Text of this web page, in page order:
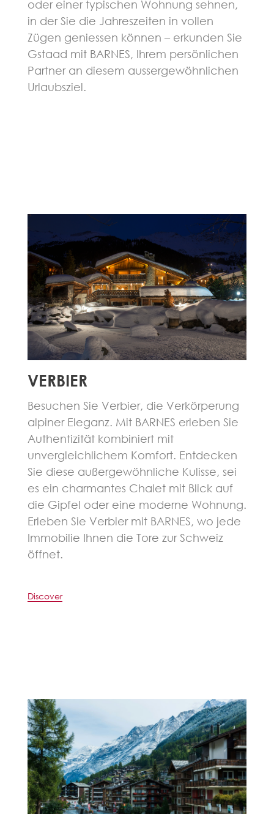
oder einer typischen Wohnung sehnen,
in der Sie die Jahreszeiten in vollen
Zügen geniessen können – erkunden Sie
Gstaad mit BARNES, Ihrem persönlichen
Partner an diesem aussergewöhnlichen
Urlaubsziel.
VERBIER
Besuchen Sie Verbier, die Verkörperung
alpiner Eleganz. Mit BARNES erleben Sie
Authentizität kombiniert mit
unvergleichlichem Komfort. Entdecken
Sie diese außergewöhnliche Kulisse, sei
es ein charmantes Chalet mit Blick auf
die Gipfel oder eine moderne Wohnung.
Erleben Sie Verbier mit BARNES, wo jede
Immobilie Ihnen die Tore zur Schweiz
öffnet.
Discover